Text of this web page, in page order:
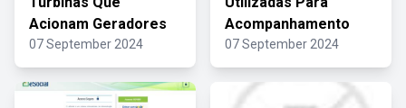
Acionam Geradores
07 September 2024
Acompanhamento
07 September 2024